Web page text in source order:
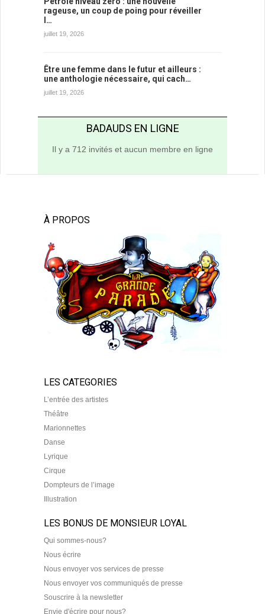
rageuse, un coup de poing pour réveiller
l…
juillet 19, 2026
Être une femme dans le futur et ailleurs :
une anthologie nécessaire, qui cach…
juillet 19, 2026
BADAUDS EN LIGNE
Il y a 712 invités et aucun membre en ligne
À PROPOS
LES CATEGORIES
L’entrée des artistes
Théâtre
Marionnettes
Danse
Lyrique
Cirque
Dompteurs de l’image
Illustration
LES BONUS DE MONSIEUR LOYAL
Qui sommes-nous?
Nous écrire
Nous envoyer vos services de presse
Nous envoyer vos communiqués de presse
Souscrire à la newsletter
Envie d'écrire pour nous?